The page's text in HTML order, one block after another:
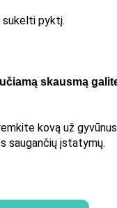
sukelti pyktį.
skausmą
kovą už
saugančių įstatymų.